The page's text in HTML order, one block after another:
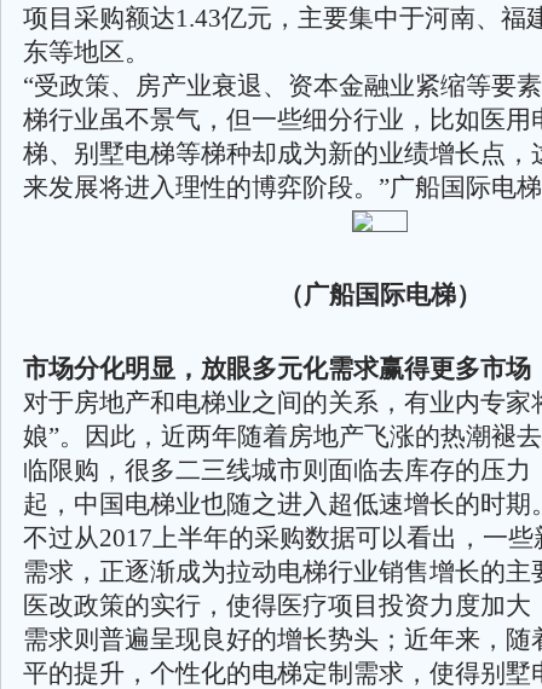
项目采购额达1.43亿元，主要集中于河南、福
东等地区。
“受政策、房产业衰退、资本金融业紧缩等要
梯行业虽不景气，但一些细分行业，比如医用
梯、别墅电梯等梯种却成为新的业绩增长点，
来发展将进入理性的博弈阶段。”广船国际电
（广船国际电梯）
市场分化明显，放眼多元化需求赢得更多市场
对于房地产和电梯业之间的关系，有业内专家
娘”。因此，近两年随着房地产飞涨的热潮褪
临限购，很多二三线城市则面临去库存的压力
起，中国电梯业也随之进入超低速增长的时期
不过从2017上半年的采购数据可以看出，一
需求，正逐渐成为拉动电梯行业销售增长的主
医改政策的实行，使得医疗项目投资力度加大
需求则普遍呈现良好的增长势头；近年来，随
平的提升，个性化的电梯定制需求，使得别墅